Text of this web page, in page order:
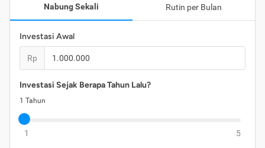
Nabung Sekali Rutin per Bulan
Investasi Awal
Rp
Investasi Sejak Berapa Tahun Lalu?
1 Tahun
1 5